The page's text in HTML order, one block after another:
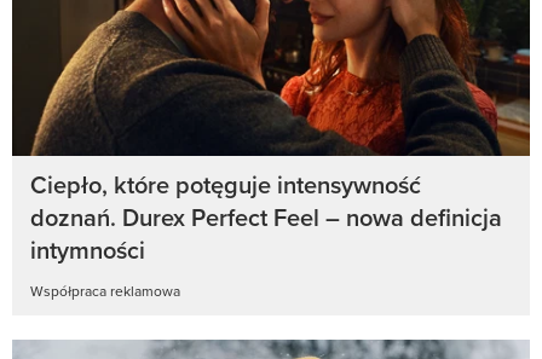
Ciepło, które potęguje intensywność
doznań. Durex Perfect Feel – nowa definicja
intymności
Współpraca reklamowa